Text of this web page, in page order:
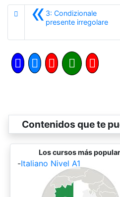
«3: Condizionale
presente irregolare
Contenidos que te
Los cursos más
-Italiano Nivel A1